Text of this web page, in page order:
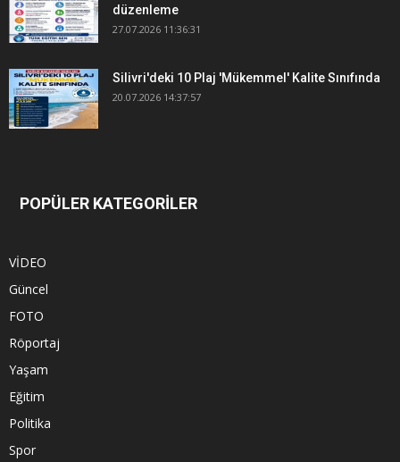
düzenleme
27.07.2026 11:36:31
Silivri'deki 10 Plaj 'Mükemmel' Kalite Sınıfında
20.07.2026 14:37:57
POPÜLER KATEGORİLER
VİDEO
Güncel
FOTO
Röportaj
Yaşam
Eğitim
Politika
Spor